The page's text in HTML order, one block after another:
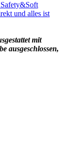
Safety&Soft
und alles ist
mit
ausgeschlossen,